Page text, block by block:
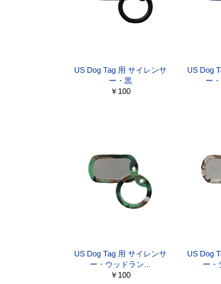
US Dog Tag 用 サイレンサ
ー・黒
￥100
US Dog
ー
US Dog Tag 用 サイレンサ
ー・ウッドラン...
￥100
US Dog
ー・